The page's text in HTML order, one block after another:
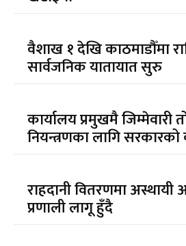
वैशाख १ देखि काठमाडौँमा
सार्वजनिक यातायात सुरु
कार्यालय प्रमुखमै जिम्मेवारी
नियन्त्रणका लागि सरकारको
राहदानी वितरणमा अस्थायी
प्रणाली लागू हुँदै